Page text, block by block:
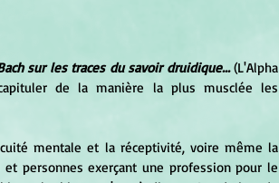
sur les traces du savoir druidique... (L'Alpha
de la manière la plus musclée les
personnes exerçant une profession pour le